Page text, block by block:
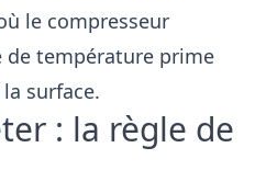
le compresseur
de température prime
surface.
: la règle de